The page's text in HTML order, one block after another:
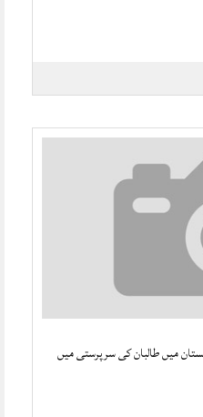
میں طالبان کی سرپرستی میں